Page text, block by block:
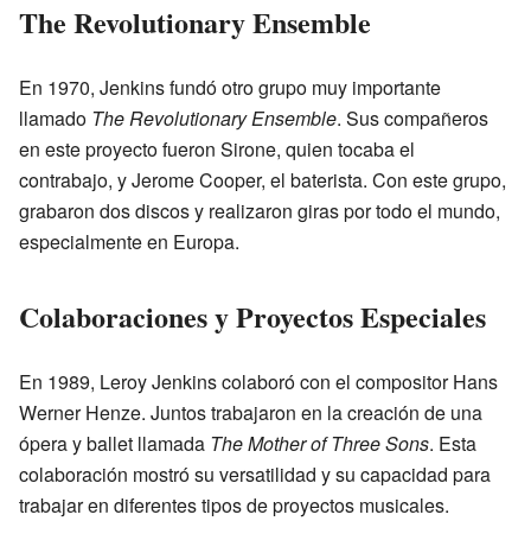
The Revolutionary Ensemble
En 1970, Jenkins fundó otro grupo muy importante
llamado The Revolutionary Ensemble. Sus compañeros
en este proyecto fueron Sirone, quien tocaba el
contrabajo, y Jerome Cooper, el baterista. Con este grupo,
grabaron dos discos y realizaron giras por todo el mundo,
especialmente en Europa.
Colaboraciones y Proyectos Especiales
En 1989, Leroy Jenkins colaboró con el compositor Hans
Werner Henze. Juntos trabajaron en la creación de una
ópera y ballet llamada The Mother of Three Sons. Esta
colaboración mostró su versatilidad y su capacidad para
trabajar en diferentes tipos de proyectos musicales.